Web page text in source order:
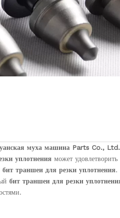
муха машина Parts Co., Ltd.
уплотнения может
бит траншеи для резки уплотнения.
бит траншеи для резки